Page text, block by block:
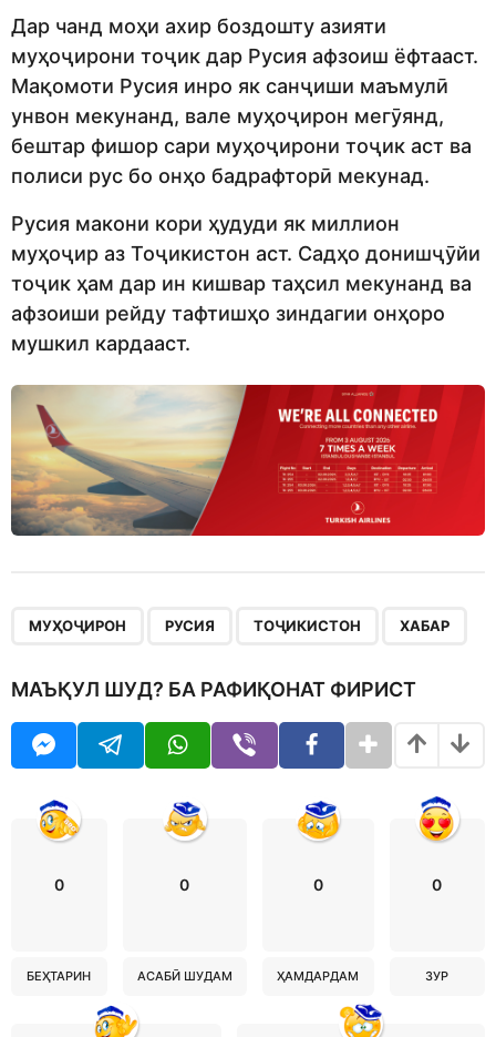
Дар чанд моҳи ахир боздошту азияти
муҳоҷирони тоҷик дар Русия афзоиш ёфтааст.
Мақомоти Русия инро як санҷиши маъмулӣ
унвон мекунанд, вале муҳоҷирон мегӯянд,
бештар фишор сари муҳоҷирони тоҷик аст ва
полиси рус бо онҳо бадрафторӣ мекунад.
Русия макони кори ҳудуди як миллион
муҳоҷир аз Тоҷикистон аст. Садҳо донишҷӯйи
тоҷик ҳам дар ин кишвар таҳсил мекунанд ва
афзоиши рейду тафтишҳо зиндагии онҳоро
мушкил кардааст.
МУҲОҶИРОН РУСИЯ ТОҶИКИСТОН ХАБАР
МАЪҚУЛ ШУД? БА РАФИҚОНАТ ФИРИСТ
0
БЕҲТАРИН
0
АСАБӢ ШУДАМ
0
ҲАМДАРДАМ
0
ЗУР